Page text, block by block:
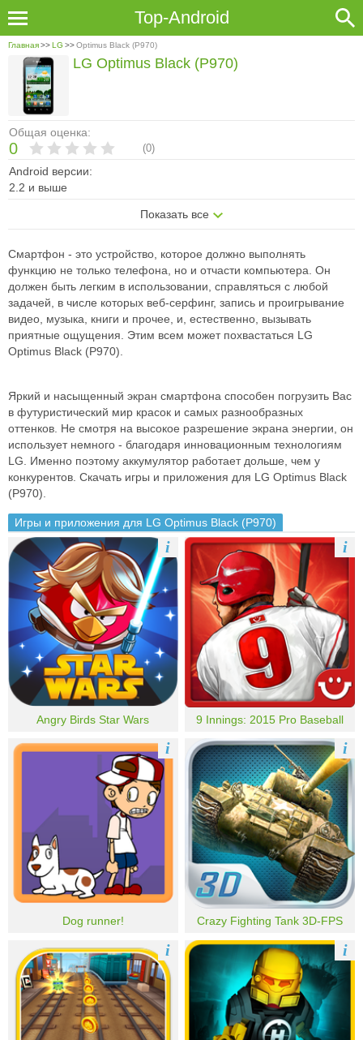
Top-Android
Главная>>LG >>Optimus Black (P970)
Общая оценка:
0 (0)
Android версии:
2.2 и выше
Показать все
LG Optimus Black (P970)
Смартфон - это устройство, которое должно выполнять
функцию не только телефона, но и отчасти компьютера. Он
должен быть легким в использовании, справляться с любой
задачей, в числе которых веб-серфинг, запись и проигрывание
видео, музыка, книги и прочее, и, естественно, вызывать
приятные ощущения. Этим всем может похвастаться LG
Optimus Black (P970).
Яркий и насыщенный экран смартфона способен погрузить Вас
в футуристический мир красок и самых разнообразных
оттенков. Не смотря на высокое разрешение экрана энергии, он
использует немного - благодаря инновационным технологиям
LG. Именно поэтому аккумулятор работает дольше, чем у
конкурентов. Скачать игры и приложения для LG Optimus Black
(P970).
Игры и приложения для LG Optimus Black (P970)
Angry Birds Star Wars
i
9 Innings: 2015 Pro Baseball
i
Dog runner!
i
Crazy Fighting Tank 3D-FPS
i
i i